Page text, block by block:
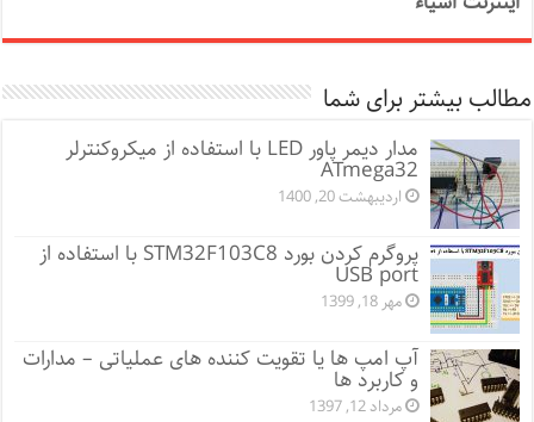
مطالب بیشتر برای شما
مدار دیمر پاور LED با استفاده از میکروکنترلر
ATmega32
اردیبهشت 20, 1400
پروگرم کردن بورد STM32F103C8 با استفاده از
USB port
مهر 18, 1399
آپ امپ ها یا تقویت کننده های عملیاتی – مدارات
و کاربرد ها
مرداد 12, 1397